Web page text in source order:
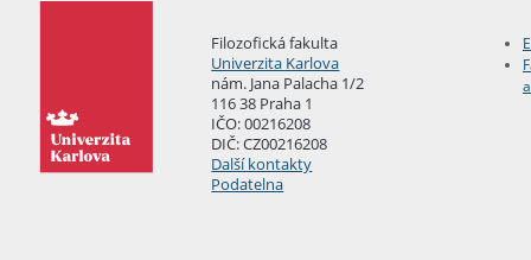
Filozofická fakulta
Univerzita Karlova
nám. Jana Palacha 1/2
116 38 Praha 1
IČO: 00216208
DIČ: CZ00216208
Další kontakty
Podatelna